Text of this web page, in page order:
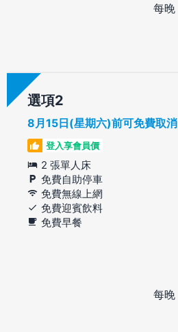
每晚
選項
8月15日(星期六)前可免費取消
登入享會員價
2 張單人床
免費自助停車
免費無線上網
免費迎賓飲料
免費早餐
每晚